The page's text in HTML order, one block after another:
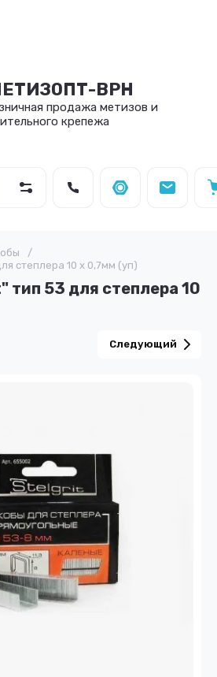
ВРН
продажа метизов и
крепежа
/
степлера 10 х 0,7мм (уп)
53 для степлера 10
Следующий